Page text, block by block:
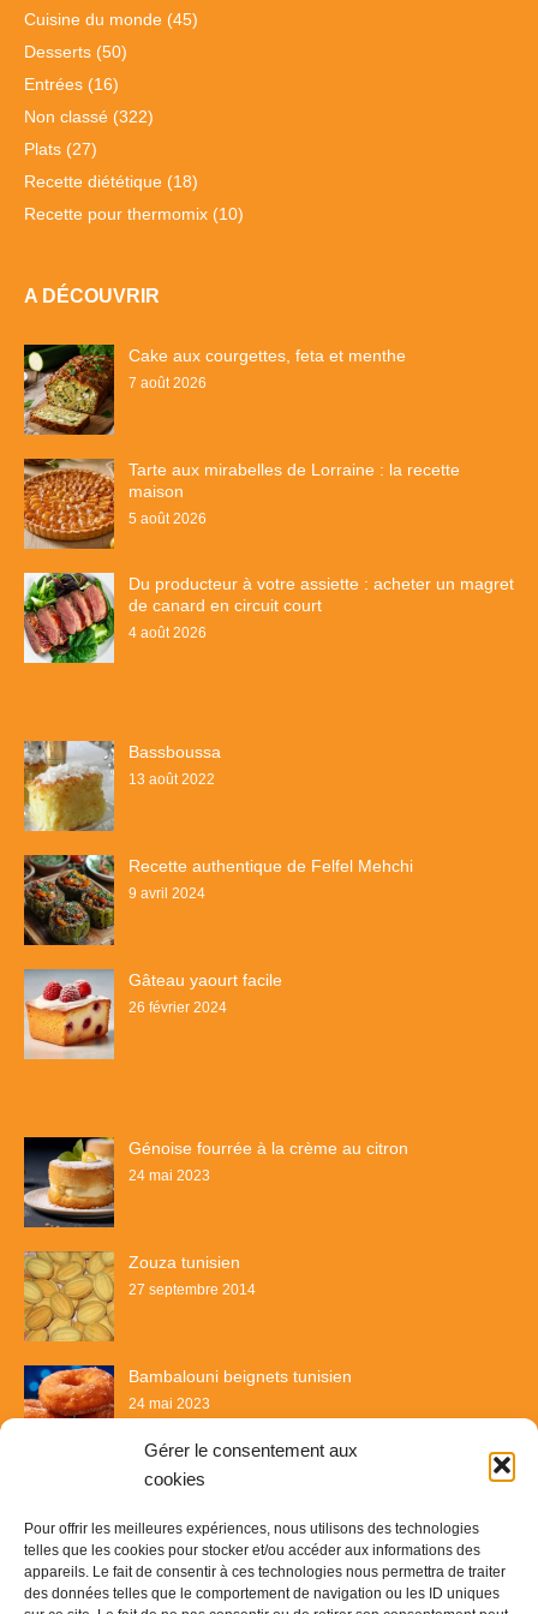
Gérer le consentement aux
cookies
Pour offrir les meilleures expériences, nous utilisons des technologies
telles que les cookies pour stocker et/ou accéder aux informations des
appareils. Le fait de consentir à ces technologies nous permettra de traiter
des données telles que le comportement de navigation ou les ID uniques
Cuisine du monde (45)
Desserts (50)
Entrées (16)
Non classé (322)
Plats (27)
Recette diététique (18)
Recette pour thermomix (10)
A DÉCOUVRIR
Cake aux courgettes, feta et menthe
7 août 2026
Tarte aux mirabelles de Lorraine : la recette
maison
5 août 2026
Du producteur à votre assiette : acheter un magret
de canard en circuit court
4 août 2026
Bassboussa
13 août 2022
Recette authentique de Felfel Mehchi
9 avril 2024
Gâteau yaourt facile
26 février 2024
Génoise fourrée à la crème au citron
24 mai 2023
Zouza tunisien
27 septembre 2014
Bambalouni beignets tunisien
24 mai 2023